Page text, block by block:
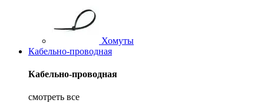
Хомуты
Кабельно-проводная
Кабельно-проводная
смотреть все